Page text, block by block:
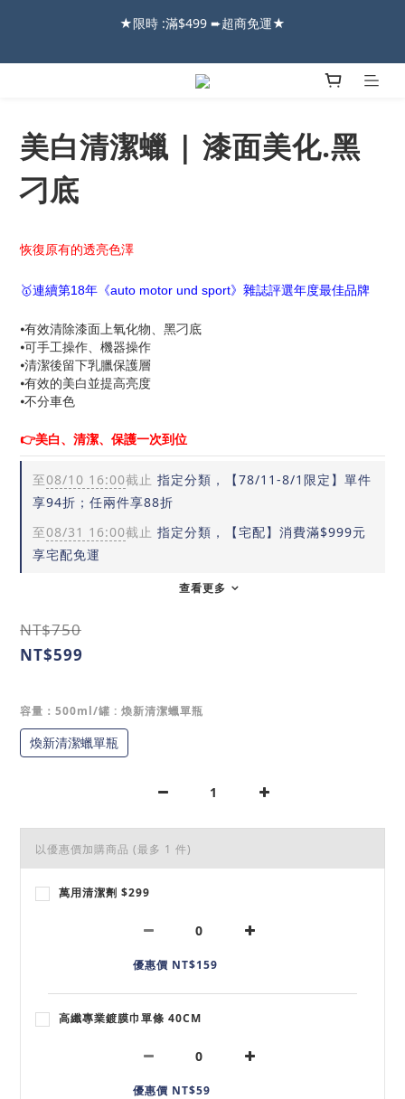
2026車友推薦新車鍍膜１００% 成功的秘訣，全靠這組😎　 ( 查
2026車友推薦新車鍍膜１００% 成功的秘訣，全靠這組😎　 ( 查
★限時 :滿$499 ➨超商免運★
2026車友推薦新車鍍膜１００% 成功的秘訣，全靠這組😎　 ( 查
美白清潔蠟 | 漆面美化.黑
刁底
恢復原有的透亮色澤
🥇連續第18年《auto motor und sport》雜誌評選年度最佳品牌
⦁有效清除漆面上氧化物、黑刁底
⦁可手工操作、機器操作
⦁清潔後留下乳臘保護層
⦁有效的美白並提高亮度
⦁不分車色
👉美白、清潔、保護一次到位
至08/10 16:00截止 指定分類，【78/11-8/1限定】單件
享94折；任兩件享88折
至08/31 16:00截止 指定分類，【宅配】消費滿$999元
享宅配免運
查看更多
NT$750
NT$599
容量：500ml/罐 : 煥新清潔蠟單瓶
煥新清潔蠟單瓶
以優惠價加購商品 (最多 1 件)
萬用清潔劑 $299
優惠價 NT$159
高纖專業鍍膜巾單條 40CM
優惠價 NT$59